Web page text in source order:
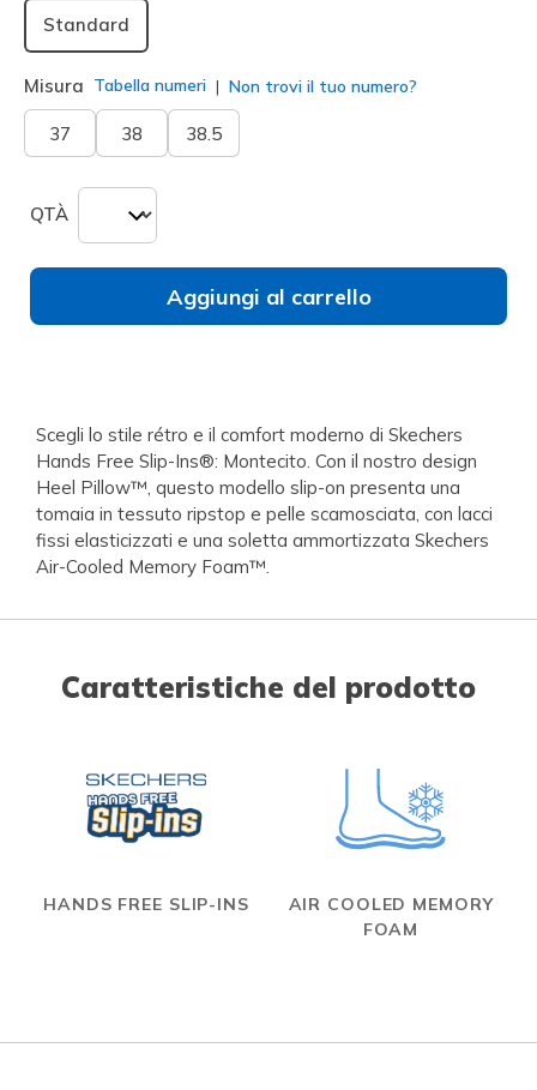
Standard
Misura Tabella numeri Non trovi il tuo numero?
37 38 38.5
QTÀ
Aggiungi al carrello
Scegli lo stile rétro e il comfort moderno di Skechers
Hands Free Slip-Ins®: Montecito. Con il nostro design
Heel Pillow™, questo modello slip-on presenta una
tomaia in tessuto ripstop e pelle scamosciata, con lacci
fissi elasticizzati e una soletta ammortizzata Skechers
Air-Cooled Memory Foam™.
Caratteristiche del prodotto
HANDS FREE SLIP-INS
AIR COOLED MEMORY
FOAM